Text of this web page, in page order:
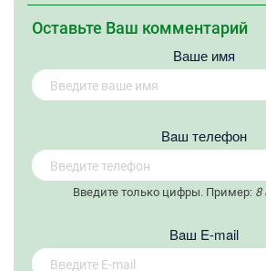
Оставьте Ваш комментарий
Ваше имя
Вaш телефон
Введите только цифры. Пример: 8
Вaш E-mail